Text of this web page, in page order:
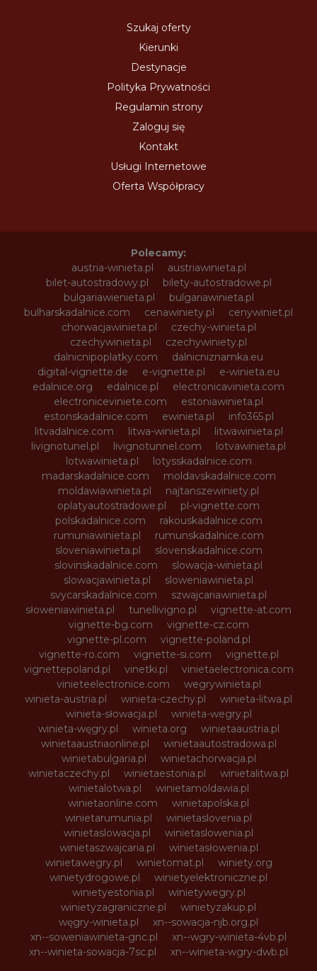
Szukaj oferty
Kierunki
Destynacje
Polityka Prywatności
Regulamin strony
Zaloguj się
Kontakt
Usługi Internetowe
Oferta Współpracy
Polecamy:
austria-winieta.pl
austriawinieta.pl
bilet-autostradowy.pl
bilety-autostradowe.pl
bulgariawienieta.pl
bulgariawinieta.pl
bulharskadalnice.com
cenawiniety.pl
cenywiniet.pl
chorwacjawinieta.pl
czechy-winieta.pl
czechywinieta.pl
czechywiniety.pl
dalnicnipoplatky.com
dalnicniznamka.eu
digital-vignette.de
e-vignette.pl
e-winieta.eu
edalnice.org
edalnice.pl
electronicavinieta.com
electroniceviniete.com
estoniawinieta.pl
estonskadalnice.com
ewinieta.pl
info365.pl
litvadalnice.com
litwa-winieta.pl
litwawinieta.pl
livignotunel.pl
livignotunnel.com
lotvawinieta.pl
lotwawinieta.pl
lotysskadalnice.com
madarskadalnice.com
moldavskadalnice.com
moldawiawinieta.pl
najtanszewiniety.pl
oplatyautostradowe.pl
pl-vignette.com
polskadalnice.com
rakouskadalnice.com
rumuniawinieta.pl
rumunskadalnice.com
sloveniawinieta.pl
slovenskadalnice.com
slovinskadalnice.com
slowacja-winieta.pl
slowacjawinieta.pl
sloweniawinieta.pl
svycarskadalnice.com
szwajcariawinieta.pl
słoweniawinieta.pl
tunellivigno.pl
vignette-at.com
vignette-bg.com
vignette-cz.com
vignette-pl.com
vignette-poland.pl
vignette-ro.com
vignette-si.com
vignette.pl
vignettepoland.pl
vinetki.pl
vinietaelectronica.com
vinieteelectronice.com
wegrywinieta.pl
winieta-austria.pl
winieta-czechy.pl
winieta-litwa.pl
winieta-słowacja.pl
winieta-wegry.pl
winieta-węgry.pl
winieta.org
winietaaustria.pl
winietaaustriaonline.pl
winietaautostradowa.pl
winietabulgaria.pl
winietachorwacja.pl
winietaczechy.pl
winietaestonia.pl
winietalitwa.pl
winietalotwa.pl
winietamoldawia.pl
winietaonline.com
winietapolska.pl
winietarumunia.pl
winietaslovenia.pl
winietaslowacja.pl
winietaslowenia.pl
winietaszwajcaria.pl
winietasłowenia.pl
winietawegry.pl
winietomat.pl
winiety.org
winietydrogowe.pl
winietyelektroniczne.pl
winietyestonia.pl
winietywegry.pl
winietyzagraniczne.pl
winietyzakup.pl
węgry-winieta.pl
xn--sowacja-njb.org.pl
xn--soweniawinieta-gnc.pl
xn--wgry-winieta-4vb.pl
xn--winieta-sowacja-7sc.pl
xn--winieta-wgry-dwb.pl